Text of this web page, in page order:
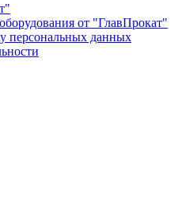
от "ГлавПрокат"
персональных данных